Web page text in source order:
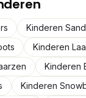
Kinderen
Kinderen
Kinderen
Kinderen